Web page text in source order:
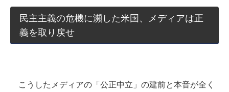
民主主義の危機に瀕した米国、メディアは正
義を取り戻せ
こうしたメディアの「公正中立」の建前と本音が全く